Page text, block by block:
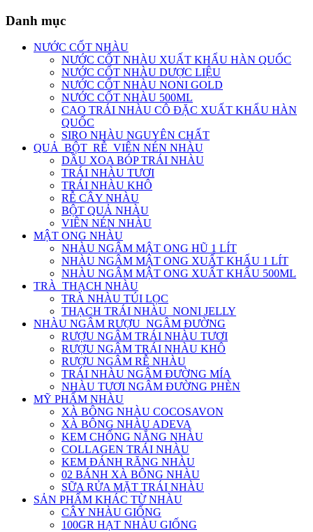
Danh mục
NƯỚC CỐT NHÀU
NƯỚC CỐT NHÀU XUẤT KHẨU HÀN QUỐC
NƯỚC CỐT NHÀU DƯỢC LIỆU
NƯỚC CỐT NHÀU NONI GOLD
NƯỚC CỐT NHÀU 500ML
CAO TRÁI NHÀU CÔ ĐẶC XUẤT KHẨU HÀN
QUỐC
SIRO NHÀU NGUYÊN CHẤT
QUẢ_BỘT_RỄ_VIÊN NÉN NHÀU
DẦU XOA BÓP TRÁI NHÀU
TRÁI NHÀU TƯƠI
TRÁI NHÀU KHÔ
RỄ CÂY NHÀU
BỘT QUẢ NHÀU
VIÊN NÉN NHÀU
MẬT ONG NHÀU
NHÀU NGÂM MẬT ONG HŨ 1 LÍT
NHÀU NGÂM MẬT ONG XUẤT KHẨU 1 LÍT
NHÀU NGÂM MẬT ONG XUẤT KHẨU 500ML
TRÀ_THẠCH NHÀU
TRÀ NHÀU TÚI LỌC
THẠCH TRÁI NHÀU_NONI JELLY
NHÀU NGÂM RƯỢU_NGÂM ĐƯỜNG
RƯỢU NGÂM TRÁI NHÀU TƯƠI
RƯỢU NGÂM TRÁI NHÀU KHÔ
RƯỢU NGÂM RỄ NHÀU
TRÁI NHÀU NGÂM ĐƯỜNG MÍA
NHÀU TƯƠI NGÂM ĐƯỜNG PHÈN
MỸ PHẨM NHÀU
XÀ BÔNG NHÀU COCOSAVON
XÀ BÔNG NHÀU ADEVA
KEM CHỐNG NẮNG NHÀU
COLLAGEN TRÁI NHÀU
KEM ĐÁNH RĂNG NHÀU
02 BÁNH XÀ BÔNG NHÀU
SỮA RỬA MẶT TRÁI NHÀU
SẢN PHẨM KHÁC TỪ NHÀU
CÂY NHÀU GIỐNG
100GR HẠT NHÀU GIỐNG